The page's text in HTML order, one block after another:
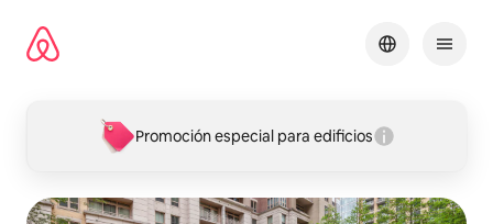
contenido
Promoción especial para edificios